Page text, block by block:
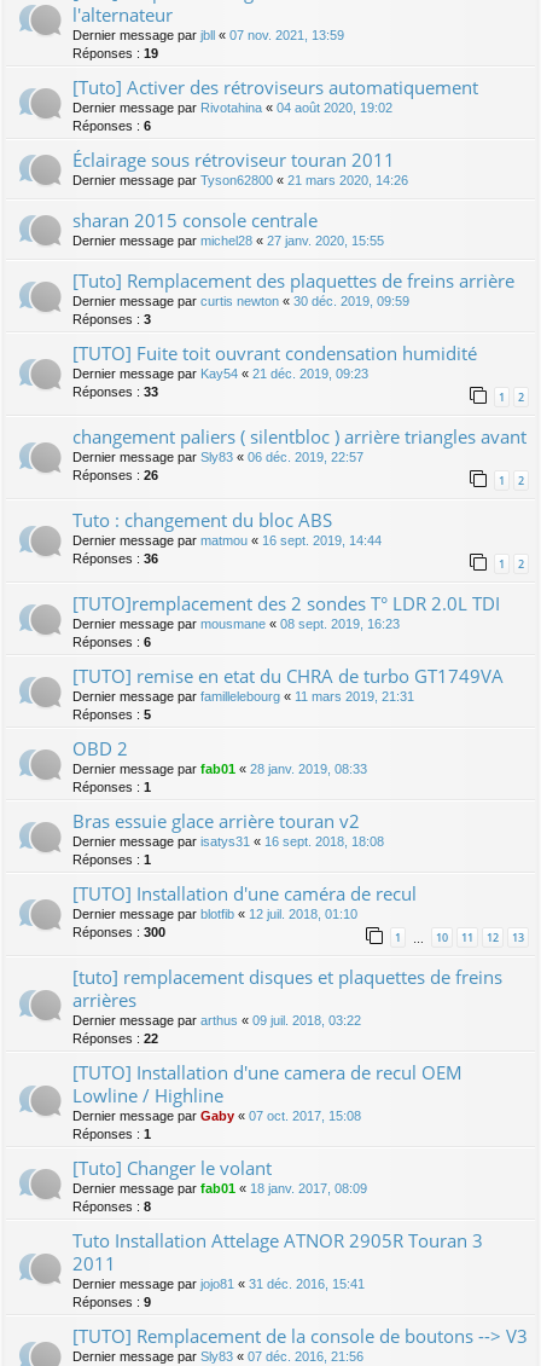
l'alternateur
Dernier message par jbll « 07 nov. 2021, 13:59
Réponses : 19
[Tuto] Activer des rétroviseurs automatiquement
Dernier message par Rivotahina « 04 août 2020, 19:02
Réponses : 6
Éclairage sous rétroviseur touran 2011
Dernier message par Tyson62800 « 21 mars 2020, 14:26
sharan 2015 console centrale
Dernier message par michel28 « 27 janv. 2020, 15:55
[Tuto] Remplacement des plaquettes de freins arrière
Dernier message par curtis newton « 30 déc. 2019, 09:59
Réponses : 3
[TUTO] Fuite toit ouvrant condensation humidité
Dernier message par Kay54 « 21 déc. 2019, 09:23
Réponses : 33 1 2
changement paliers ( silentbloc ) arrière triangles avant
Dernier message par Sly83 « 06 déc. 2019, 22:57
Réponses : 26 1 2
Tuto : changement du bloc ABS
Dernier message par matmou « 16 sept. 2019, 14:44
Réponses : 36 1 2
[TUTO]remplacement des 2 sondes T° LDR 2.0L TDI
Dernier message par mousmane « 08 sept. 2019, 16:23
Réponses : 6
[TUTO] remise en etat du CHRA de turbo GT1749VA
Dernier message par famillelebourg « 11 mars 2019, 21:31
Réponses : 5
OBD 2
Dernier message par fab01 « 28 janv. 2019, 08:33
Réponses : 1
Bras essuie glace arrière touran v2
Dernier message par isatys31 « 16 sept. 2018, 18:08
Réponses : 1
[TUTO] Installation d'une caméra de recul
Dernier message par blotfib « 12 juil. 2018, 01:10
Réponses : 300 1 … 10 11 12 13
[tuto] remplacement disques et plaquettes de freins
arrières
Dernier message par arthus « 09 juil. 2018, 03:22
Réponses : 22
[TUTO] Installation d'une camera de recul OEM
Lowline / Highline
Dernier message par Gaby « 07 oct. 2017, 15:08
Réponses : 1
[Tuto] Changer le volant
Dernier message par fab01 « 18 janv. 2017, 08:09
Réponses : 8
Tuto Installation Attelage ATNOR 2905R Touran 3
2011
Dernier message par jojo81 « 31 déc. 2016, 15:41
Réponses : 9
[TUTO] Remplacement de la console de boutons --> V3
Dernier message par Sly83 « 07 déc. 2016, 21:56